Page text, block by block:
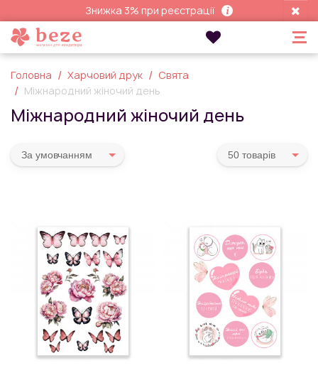
Знижка 3% при реєстрації
Головна Харчовий друк
Свята
Міжнародний жіночий день
Міжнародний жіночий день
За умовчанням 50 товарiв